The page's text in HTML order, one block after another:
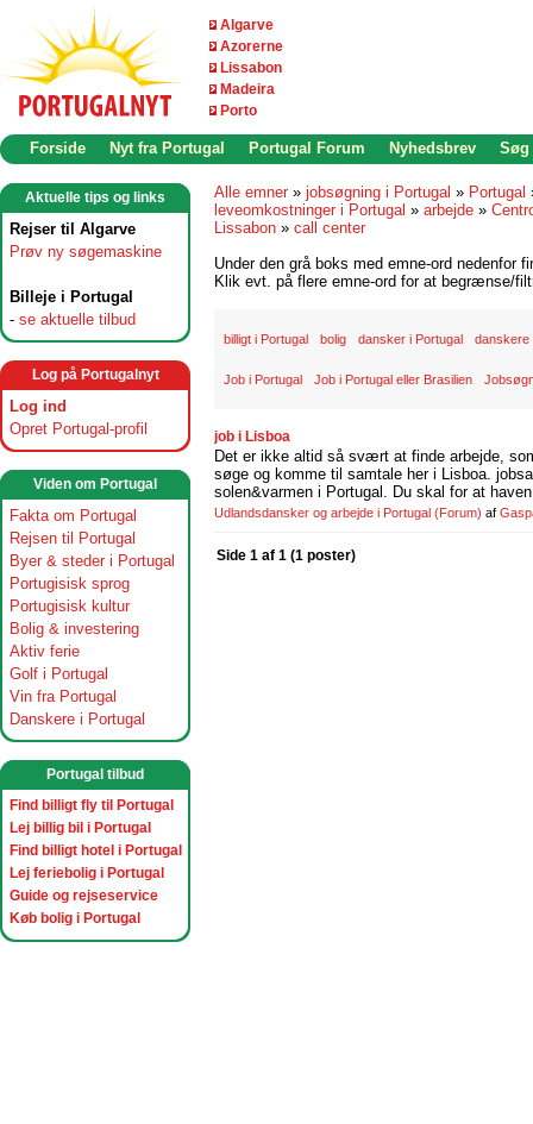
Algarve
Azorerne
Lissabon
Madeira
Porto
Forside Nyt fra Portugal Portugal Forum Nyhedsbrev Søg
Aktuelle tips og links
Rejser til Algarve
Prøv ny søgemaskine
Billeje i Portugal
- se aktuelle tilbud
Log på Portugalnyt
Log ind
Opret Portugal-profil
Viden om Portugal
Fakta om Portugal
Rejsen til Portugal
Byer & steder i Portugal
Portugisisk sprog
Portugisisk kultur
Bolig & investering
Aktiv ferie
Golf i Portugal
Vin fra Portugal
Danskere i Portugal
Portugal tilbud
Find billigt fly til Portugal
Lej billig bil i Portugal
Find billigt hotel i Portugal
Lej feriebolig i Portugal
Guide og rejseservice
Køb bolig i Portugal
Alle emner » jobsøgning i Portugal » Portugal
leveomkostninger i Portugal » arbejde »
Lissabon » call center
Under den grå boks med emne-ord nedenfor
Klik evt. på flere emne-ord for at begrænse/
billigt i Portugal bolig dansker i Portugal danskere
Job i Portugal Job i Portugal eller Brasilien
job i Lisboa
Det er ikke altid så svært at finde arbejde,
søge og komme til samtale her i Lisboa.
solen&varmen i Portugal. Du skal for at
Udlandsdansker og arbejde i Portugal (Forum) af
Side 1 af 1 (1 poster)